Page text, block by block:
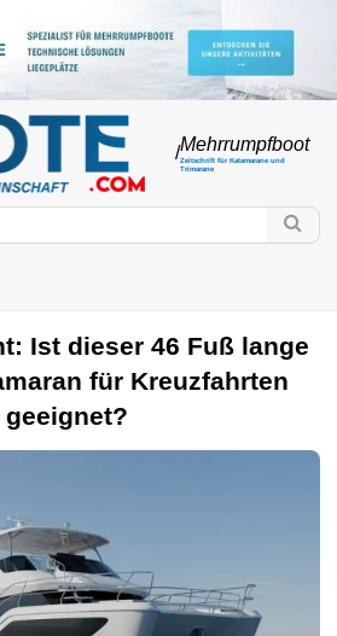
/Mehrrumpfboot
Zeitschrift für Katamarane und
Trimarane
von Mehrrumpfbooten
Multi50 Trimaran
Ist dieser 46 Fuß lange
für Kreuzfahrten
geeignet?